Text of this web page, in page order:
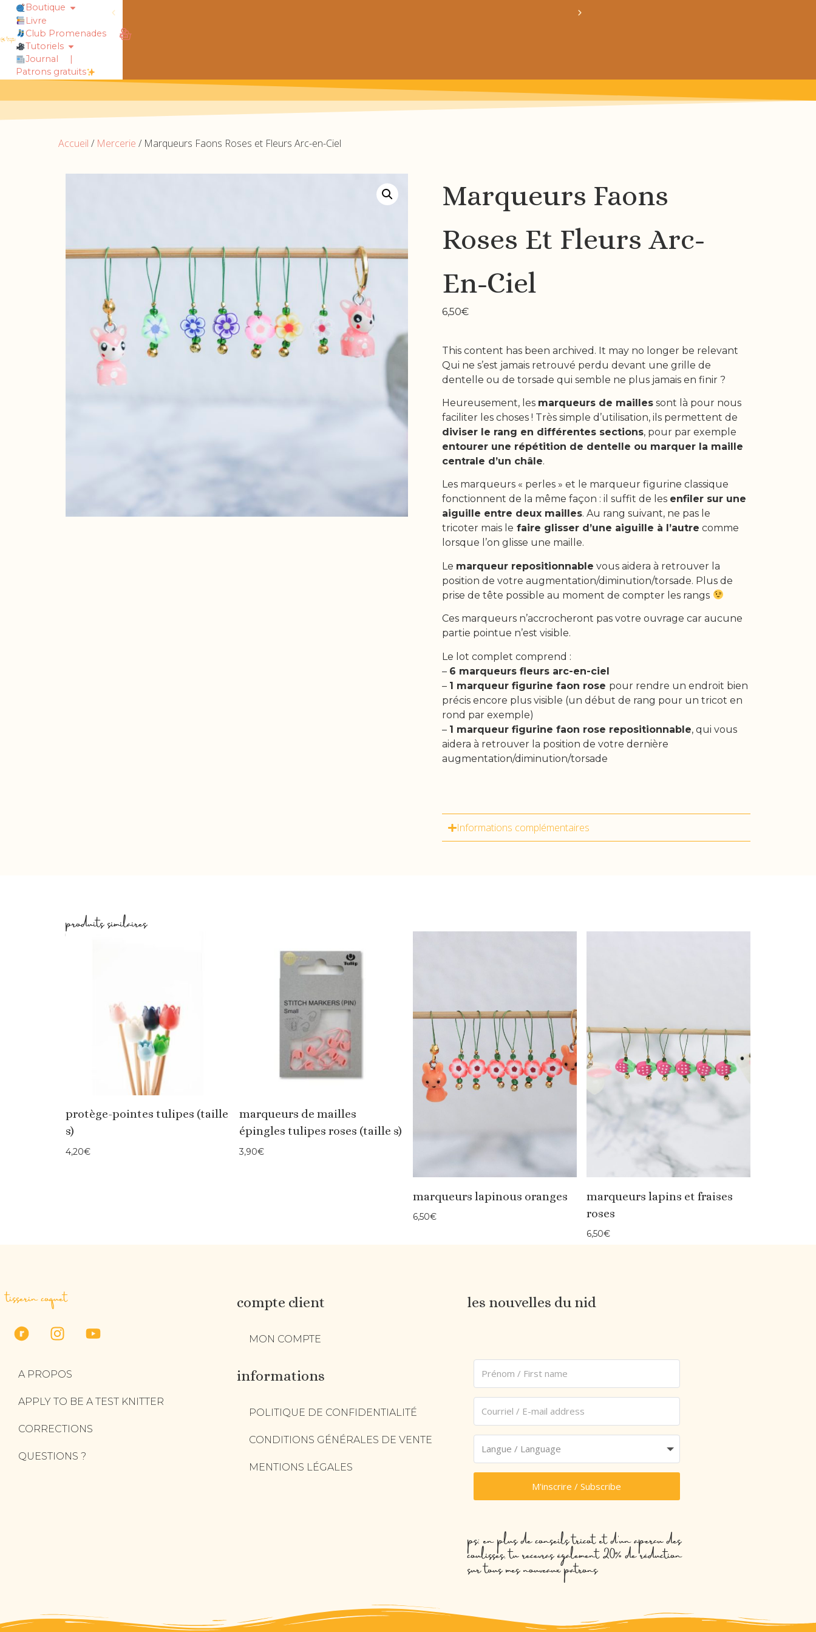
obtiens 20% de réduction sur ton prochain achat de patrons
Boutique
Livre
Club Promenades
Tutoriels
Journal
|
Patrons gratuits
Accueil / Mercerie / Marqueurs Faons Roses et Fleurs Arc-en-Ciel
Marqueurs Faons
Roses Et Fleurs Arc-
En-Ciel
6,50€
This content has been archived. It may no longer be relevant
Qui ne s’est jamais retrouvé perdu devant une grille de
dentelle ou de torsade qui semble ne plus jamais en finir ?
Heureusement, les marqueurs de mailles sont là pour nous
faciliter les choses ! Très simple d’utilisation, ils permettent de
diviser le rang en différentes sections, pour par exemple
entourer une répétition de dentelle ou marquer la maille
centrale d’un châle.
Les marqueurs « perles » et le marqueur figurine classique
fonctionnent de la même façon : il suffit de les enfiler sur une
aiguille entre deux mailles. Au rang suivant, ne pas le
tricoter mais le faire glisser d’une aiguille à l’autre comme
lorsque l’on glisse une maille.
Le marqueur repositionnable vous aidera à retrouver la
position de votre augmentation/diminution/torsade. Plus de
prise de tête possible au moment de compter les rangs
Ces marqueurs n’accrocheront pas votre ouvrage car aucune
partie pointue n’est visible.
Le lot complet comprend :
– 6 marqueurs fleurs arc-en-ciel
– 1 marqueur figurine faon rose pour rendre un endroit bien
précis encore plus visible (un début de rang pour un tricot en
rond par exemple)
– 1 marqueur figurine faon rose repositionnable, qui vous
aidera à retrouver la position de votre dernière
augmentation/diminution/torsade
Informations complémentaires
produits similaires
protège-pointes tulipes (taille
s)
4,20€
marqueurs de mailles
épingles tulipes roses (taille s)
3,90€
marqueurs lapinous oranges
6,50€
marqueurs lapins et fraises
roses
6,50€
tisserin coquet
A PROPOS
APPLY TO BE A TEST KNITTER
CORRECTIONS
QUESTIONS ?
compte client
MON COMPTE
informations
POLITIQUE DE CONFIDENTIALITÉ
CONDITIONS GÉNÉRALES DE VENTE
MENTIONS LÉGALES
les nouvelles du nid
M'inscrire / Subscribe
ps: en plus de conseils tricot et d’un aperçu des
coulisses, tu recevras également 20% de réduction
sur tous mes nouveaux patrons